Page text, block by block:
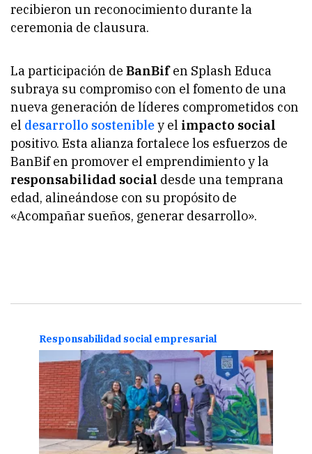
recibieron un reconocimiento durante la
ceremonia de clausura.
La participación de BanBifen Splash Educa
subraya su compromiso con el fomento de una
nueva generación de líderes comprometidos con
el desarrollo sostenibley el impacto social
positivo. Esta alianza fortalece los esfuerzos de
BanBif en promover el emprendimiento y la
responsabilidad social desde una temprana
edad, alineándose con su propósito de
«Acompañar sueños, generar desarrollo».
Responsabilidad social empresarial